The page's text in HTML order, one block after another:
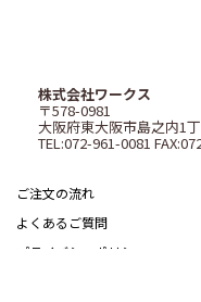
株式会社ワークス
〒578-0981
大阪府東大阪市島之内1
TEL:072-961-0081
ご注文の流れ
よくあるご質問
プライバシーポリシー